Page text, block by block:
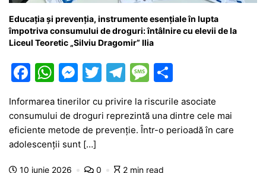
Educația și prevenția, instrumente esențiale în lupta
împotriva consumului de droguri: întâlnire cu elevii de la
Liceul Teoretic „Silviu Dragomir” Ilia
F
c
e
b
o
W
h
at
s
A
p
M
s
s
e
n
T
w
itt
er
T
e
gr
m
M
s
s
g
ta
je
Informarea tinerilor cu privire la riscurile asociate
consumului de droguri reprezintă una dintre cele mai
eficiente metode de prevenție. Într-o perioadă în care
adolescenții sunt […]
10 iunie 2026 0 2 min read